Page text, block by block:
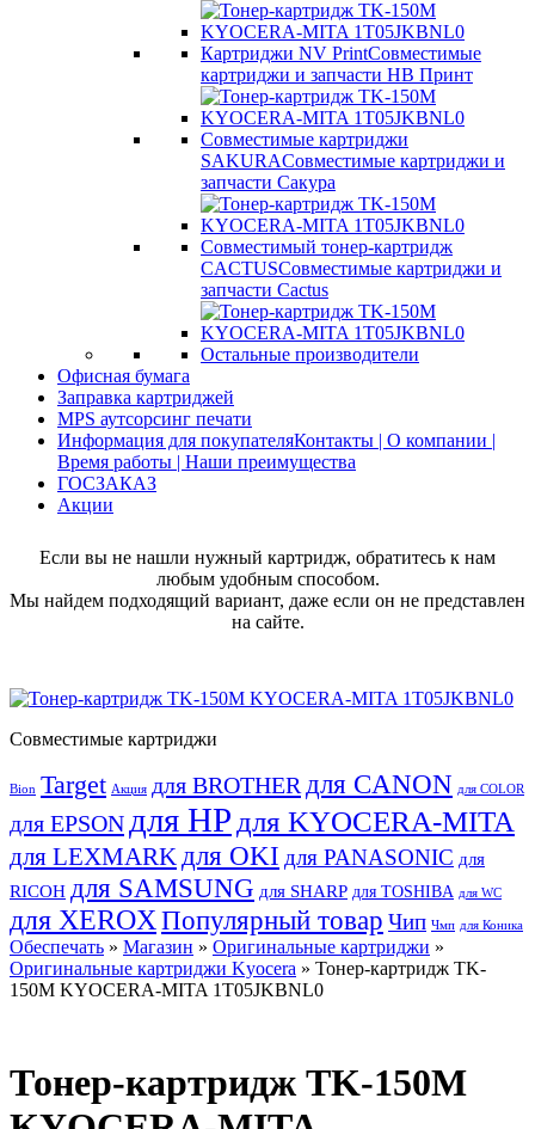
Картриджи NV PrintСовместимые
картриджи и запчасти НВ Принт
Совместимые картриджи
SAKURAСовместимые картриджи и
запчасти Сакура
Совместимый тонер-картридж
CACTUSСовместимые картриджи и
запчасти Cactus
Остальные производители
Офисная бумага
Заправка картриджей
MPS аутсорсинг печати
Информация для покупателяКонтакты | О компании |
Время работы | Наши преимущества
ГОСЗАКАЗ
Акции
Если вы не нашли нужный картридж, обратитесь к нам
любым удобным способом.
Мы найдем подходящий вариант, даже если он не представлен
на сайте.
Совместимые картриджи
Bion Target Акция для BROTHER для CANON для COLOR
для EPSON для HP для KYOCERA-MITA
для LEXMARK для OKI для PANASONIC для
RICOH для SAMSUNG для SHARP для TOSHIBA для WC
для XEROX Популярный товар Чип Чмп для Коника
Обеспечать » Магазин » Оригинальные картриджи »
Оригинальные картриджи Kyocera » Тонер-картридж TK-
150M KYOCERA-MITA 1T05JKBNL0
Тонер-картридж TK-150M